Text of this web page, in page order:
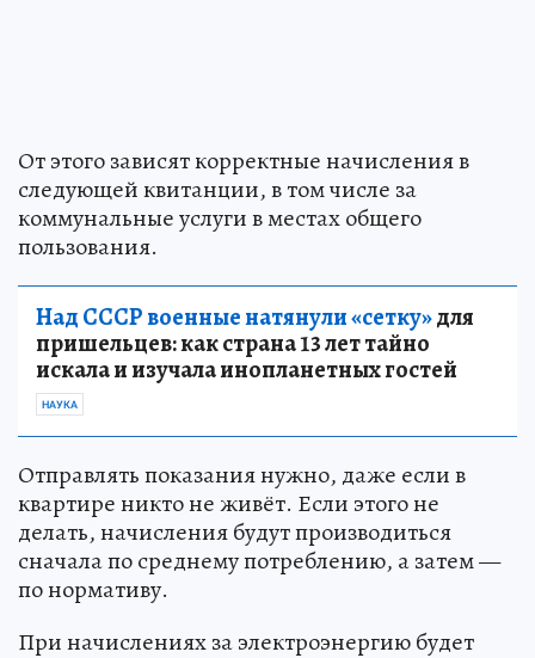
От этого зависят корректные начисления в
следующей квитанции, в том числе за
коммунальные услуги в местах общего
пользования.
Над СССР военные натянули «сетку»для
пришельцев: как страна 13 лет тайно
искала и изучала инопланетных гостей
НАУКА
Отправлять показания нужно, даже если в
квартире никто не живёт. Если этого не
делать, начисления будут производиться
сначала по среднему потреблению, а затем —
по нормативу.
При начислениях за электроэнергию будет